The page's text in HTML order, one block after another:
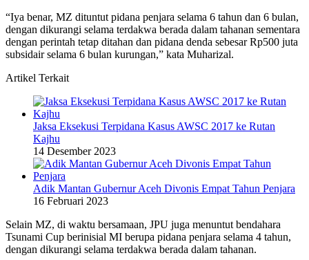
“Iya benar, MZ dituntut pidana penjara selama 6 tahun dan 6 bulan,
dengan dikurangi selama terdakwa berada dalam tahanan sementara
dengan perintah tetap ditahan dan pidana denda sebesar Rp500 juta
subsidair selama 6 bulan kurungan,” kata Muharizal.
Artikel Terkait
Jaksa Eksekusi Terpidana Kasus AWSC 2017 ke Rutan
Kajhu
14 Desember 2023
Adik Mantan Gubernur Aceh Divonis Empat Tahun Penjara
16 Februari 2023
Selain MZ, di waktu bersamaan, JPU juga menuntut bendahara
Tsunami Cup berinisial MI berupa pidana penjara selama 4 tahun,
dengan dikurangi selama terdakwa berada dalam tahanan.